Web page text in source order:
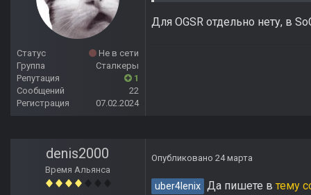
Статус
Не в сети
Группа
Сталкеры
Репутация
1
Сообщений
22
Регистрация
07.02.2024
Для OGSR отдельно нету, в
denis2000
Время Альянса
Опубликовано 24 марта
uber4lenix Да пишете в тему